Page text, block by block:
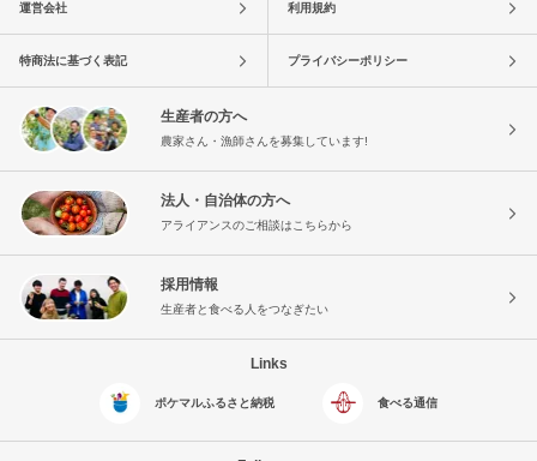
運営会社 利用規約
特商法に基づく表記 プライバシーポリシー
生産者の方へ
農家さん・漁師さんを募集しています!
法人・自治体の方へ
アライアンスのご相談はこちらから
採用情報
生産者と食べる人をつなぎたい
Links
ポケマルふるさと納税 食べる通信